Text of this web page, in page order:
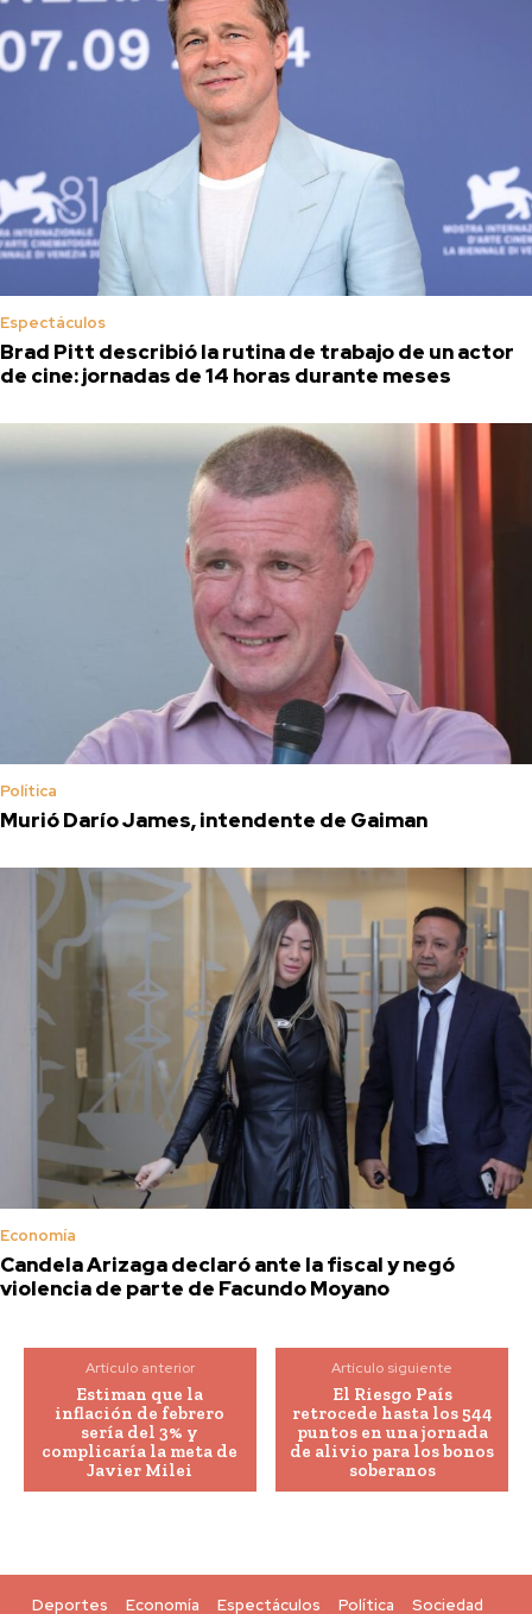
Espectáculos
Brad Pitt describió la rutina de trabajo de un actor
de cine: jornadas de 14 horas durante meses
Política
Murió Darío James, intendente de Gaiman
Economía
Candela Arizaga declaró ante la fiscal y negó
violencia de parte de Facundo Moyano
Artículo anterior
Estiman que la
inflación de febrero
sería del 3% y
complicaría la meta de
Javier Milei
Artículo siguiente
El Riesgo País
retrocede hasta los 544
puntos en una jornada
de alivio para los bonos
soberanos
Deportes Economía Espectáculos Política Sociedad